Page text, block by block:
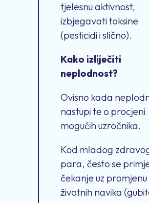
tjelesnu aktivnost,
izbjegavati toksine
(pesticidi i slično).
Kako izliječiti
neplodnost?
Ovisno kada
nastupi te o procjeni
mogućih uzročnika.
Kod mladog
para, često se
čekanje uz promjenu
životnih navika